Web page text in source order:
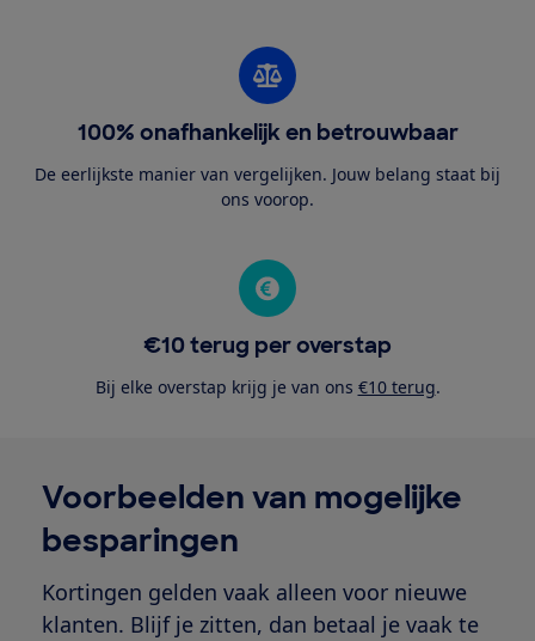
100% onafhankelijk en betrouwbaar
De eerlijkste manier van vergelijken. Jouw belang staat bij
ons voorop.
€10 terug per overstap
Bij elke overstap krijg je van ons €10 terug.
Voorbeelden van mogelijke
besparingen
Kortingen gelden vaak alleen voor nieuwe
klanten. Blijf je zitten, dan betaal je vaak te